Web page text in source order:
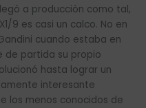
a producción como tal,
9 es casi un calco. No en
cuando estaba en
de partida su propio
hasta lograr un
interesante
los menos conocidos de